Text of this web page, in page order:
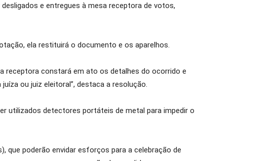
e entregues à mesa receptora de votos,
ela restituirá o documento e os aparelhos.
receptora constará em ato os detalhes do ocorrido e
ou juiz eleitoral”, destaca a resolução.
utilizados detectores portáteis de metal para impedir o
que poderão envidar esforços para a celebração de